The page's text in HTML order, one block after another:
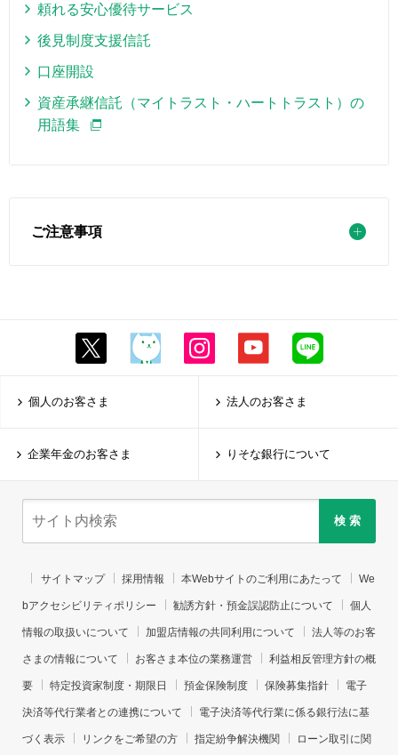
頼れる安心優待サービス
後見制度支援信託
口座開設
資産承継信託（マイトラスト・ハートトラスト）の
用語集
ご注意事項
個人のお客さま 法人のお客さま
企業年金のお客さま りそな銀行について
検 索
サイトマップ 採用情報 本Webサイトのご利用にあたって We
bアクセシビリティポリシー 勧誘方針・預金誤認防止について 個人
情報の取扱いについて 加盟店情報の共同利用について 法人等のお客
さまの情報について お客さま本位の業務運営 利益相反管理方針の概
要 特定投資家制度・期限日 預金保険制度 保険募集指針 電子
決済等代行業者との連携について 電子決済等代行業に係る銀行法に基
づく表示 リンクをご希望の方 指定紛争解決機関 ローン取引に関